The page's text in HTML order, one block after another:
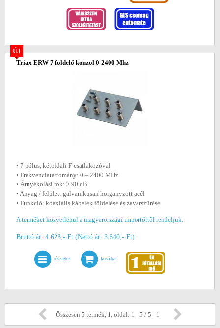
Triax ERW 7 földelő konzol 0-2400 Mhz
ÚJ
• 7 pólus, kétoldali F‑csatlakozóval
• Frekvenciatartomány: 0 – 2400 MHz
• Árnyékolási fok: > 90 dB
• Anyag / felület: galvanikusan horganyzott acél
• Funkció: koaxiális kábelek földelése és zavarszűrése
A terméket közvetlenül a magyarországi importőrtől rendeljük.
Bruttó ár: 4.623,- Ft (Nettó ár: 3.640,- Ft)
részletek kosárba!
Összesen 5 termék, 1. oldal: 1 - 5 / 5 1